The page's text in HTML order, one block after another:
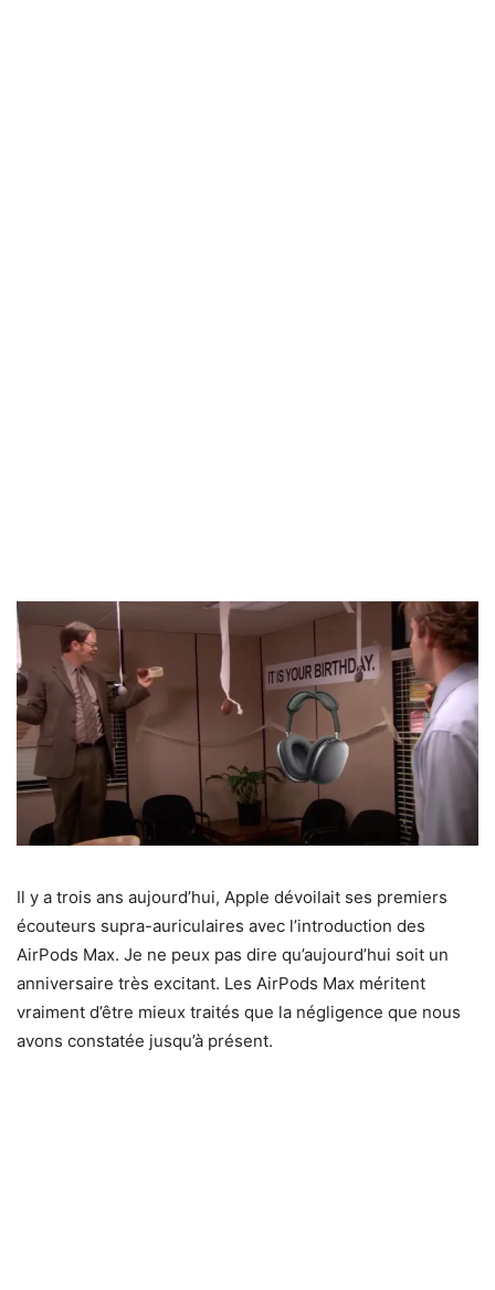
Il y a trois ans aujourd’hui, Apple dévoilait ses premiers
écouteurs supra-auriculaires avec l’introduction des
AirPods Max. Je ne peux pas dire qu’aujourd’hui soit un
anniversaire très excitant. Les AirPods Max méritent
vraiment d’être mieux traités que la négligence que nous
avons constatée jusqu’à présent.